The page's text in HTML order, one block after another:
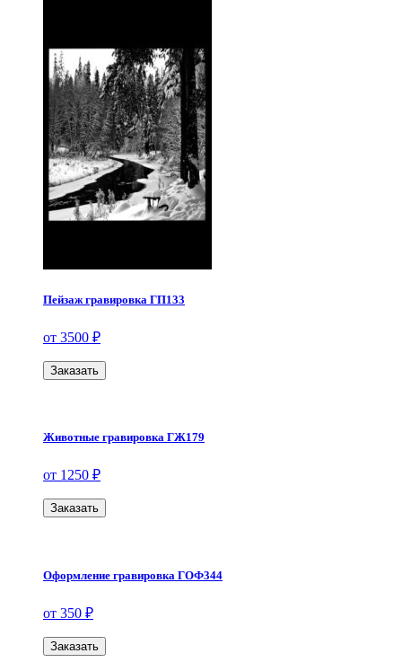
Пейзаж гравировка ГП133
от 3500 ₽
Заказать
Животные гравировка ГЖ179
от 1250 ₽
Заказать
Оформление гравировка ГОФ344
от 350 ₽
Заказать